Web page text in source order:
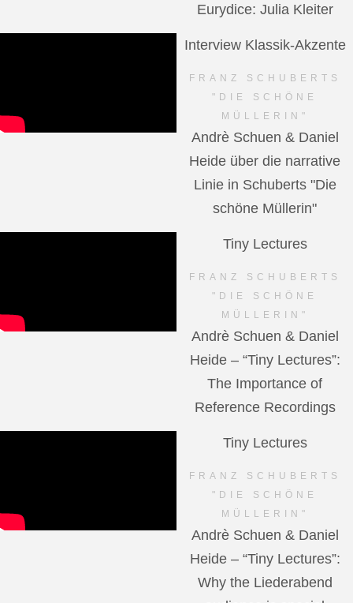
Eurydice: Julia Kleiter
Interview Klassik-Akzente
FRANZ SCHUBERTS
"DIE SCHÖNE
MÜLLERIN"
Andrè Schuen & Daniel
Heide über die narrative
Linie in Schuberts "Die
schöne Müllerin"
Tiny Lectures
FRANZ SCHUBERTS
"DIE SCHÖNE
MÜLLERIN"
Andrè Schuen & Daniel
Heide – “Tiny Lectures”:
The Importance of
Reference Recordings
Tiny Lectures
FRANZ SCHUBERTS
"DIE SCHÖNE
MÜLLERIN"
Andrè Schuen & Daniel
Heide – “Tiny Lectures”:
Why the Liederabend